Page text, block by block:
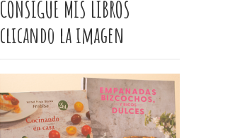
CONSIGUE MIS LIBROS
clicando la imagen